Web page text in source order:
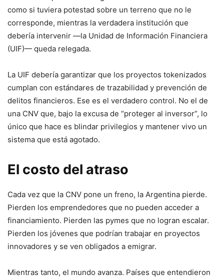
como si tuviera potestad sobre un terreno que no le
corresponde, mientras la verdadera institución que
debería intervenir —la Unidad de Información Financiera
(UIF)— queda relegada.
La UIF debería garantizar que los proyectos tokenizados
cumplan con estándares de trazabilidad y prevención de
delitos financieros. Ese es el verdadero control. No el de
una CNV que, bajo la excusa de “proteger al inversor”, lo
único que hace es blindar privilegios y mantener vivo un
sistema que está agotado.
El costo del atraso
Cada vez que la CNV pone un freno, la Argentina pierde.
Pierden los emprendedores que no pueden acceder a
financiamiento. Pierden las pymes que no logran escalar.
Pierden los jóvenes que podrían trabajar en proyectos
innovadores y se ven obligados a emigrar.
Mientras tanto, el mundo avanza. Países que entendieron